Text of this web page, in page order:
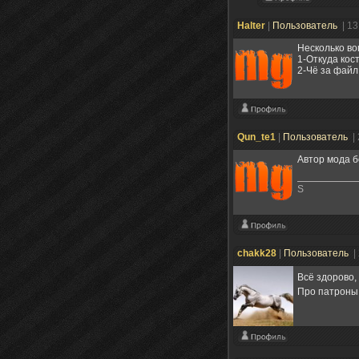
Halter Пользователь
|
Несколько
1-Откуда
2-Чё за файл
Qun_te1 Пользователь
Автор мода
S
chakk28 Пользователь
Всё
Про